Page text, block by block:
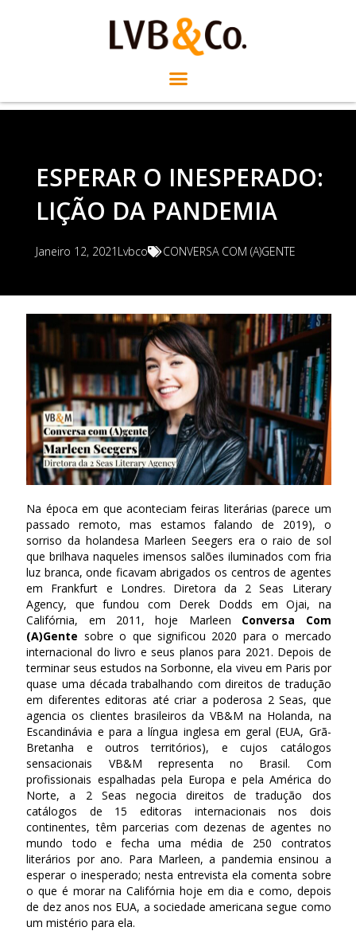
ESPERAR O INESPERADO:
LIÇÃO DA PANDEMIA
Janeiro 12, 2021 Lvbco CONVERSA COM (A)GENTE
Na época em que aconteciam feiras literárias (parece um
passado remoto, mas estamos falando de 2019), o
sorriso da holandesa Marleen Seegers era o raio de sol
que brilhava naqueles imensos salões iluminados com fria
luz branca, onde ficavam abrigados os centros de agentes
em Frankfurt e Londres. Diretora da 2 Seas Literary
Agency, que fundou com Derek Dodds em Ojai, na
Califórnia, em 2011, hoje Marleen Conversa Com
(A)Gente sobre o que significou 2020 para o mercado
internacional do livro e seus planos para 2021. Depois de
terminar seus estudos na Sorbonne, ela viveu em Paris por
quase uma década trabalhando com direitos de tradução
em diferentes editoras até criar a poderosa 2 Seas, que
agencia os clientes brasileiros da VB&M na Holanda, na
Escandinávia e para a língua inglesa em geral (EUA, Grã-
Bretanha e outros territórios), e cujos catálogos
sensacionais VB&M representa no Brasil. Com
profissionais espalhadas pela Europa e pela América do
Norte, a 2 Seas negocia direitos de tradução dos
catálogos de 15 editoras internacionais nos dois
continentes, têm parcerias com dezenas de agentes no
mundo todo e fecha uma média de 250 contratos
literários por ano. Para Marleen, a pandemia ensinou a
esperar o inesperado; nesta entrevista ela comenta sobre
o que é morar na Califórnia hoje em dia e como, depois
de dez anos nos EUA, a sociedade americana segue como
um mistério para ela.